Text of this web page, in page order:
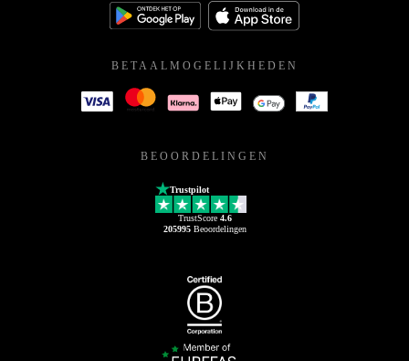
BETAALMOGELIJKHEDEN
BEOORDELINGEN
Trustpilot
TrustScore 4.6
205995Beoordelingen